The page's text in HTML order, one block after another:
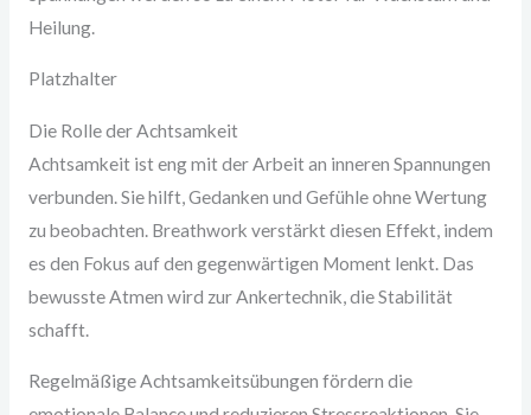
Heilung.
Platzhalter
Die Rolle der Achtsamkeit
Achtsamkeit ist eng mit der Arbeit an inneren Spannungen
verbunden. Sie hilft, Gedanken und Gefühle ohne Wertung
zu beobachten. Breathwork verstärkt diesen Effekt, indem
es den Fokus auf den gegenwärtigen Moment lenkt. Das
bewusste Atmen wird zur Ankertechnik, die Stabilität
schafft.
Regelmäßige Achtsamkeitsübungen fördern die